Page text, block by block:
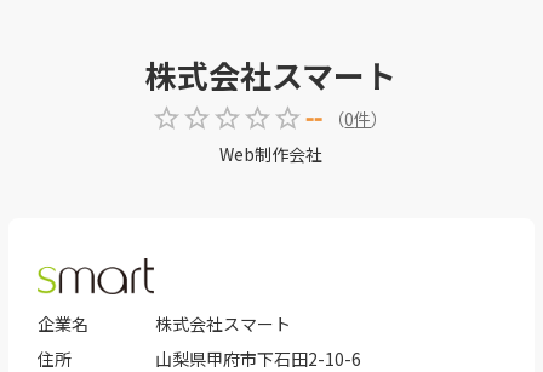
株式会社スマート
-- （0件）
Web制作会社
企業名
株式会社スマート
住所
山梨県甲府市下石田2-10-6